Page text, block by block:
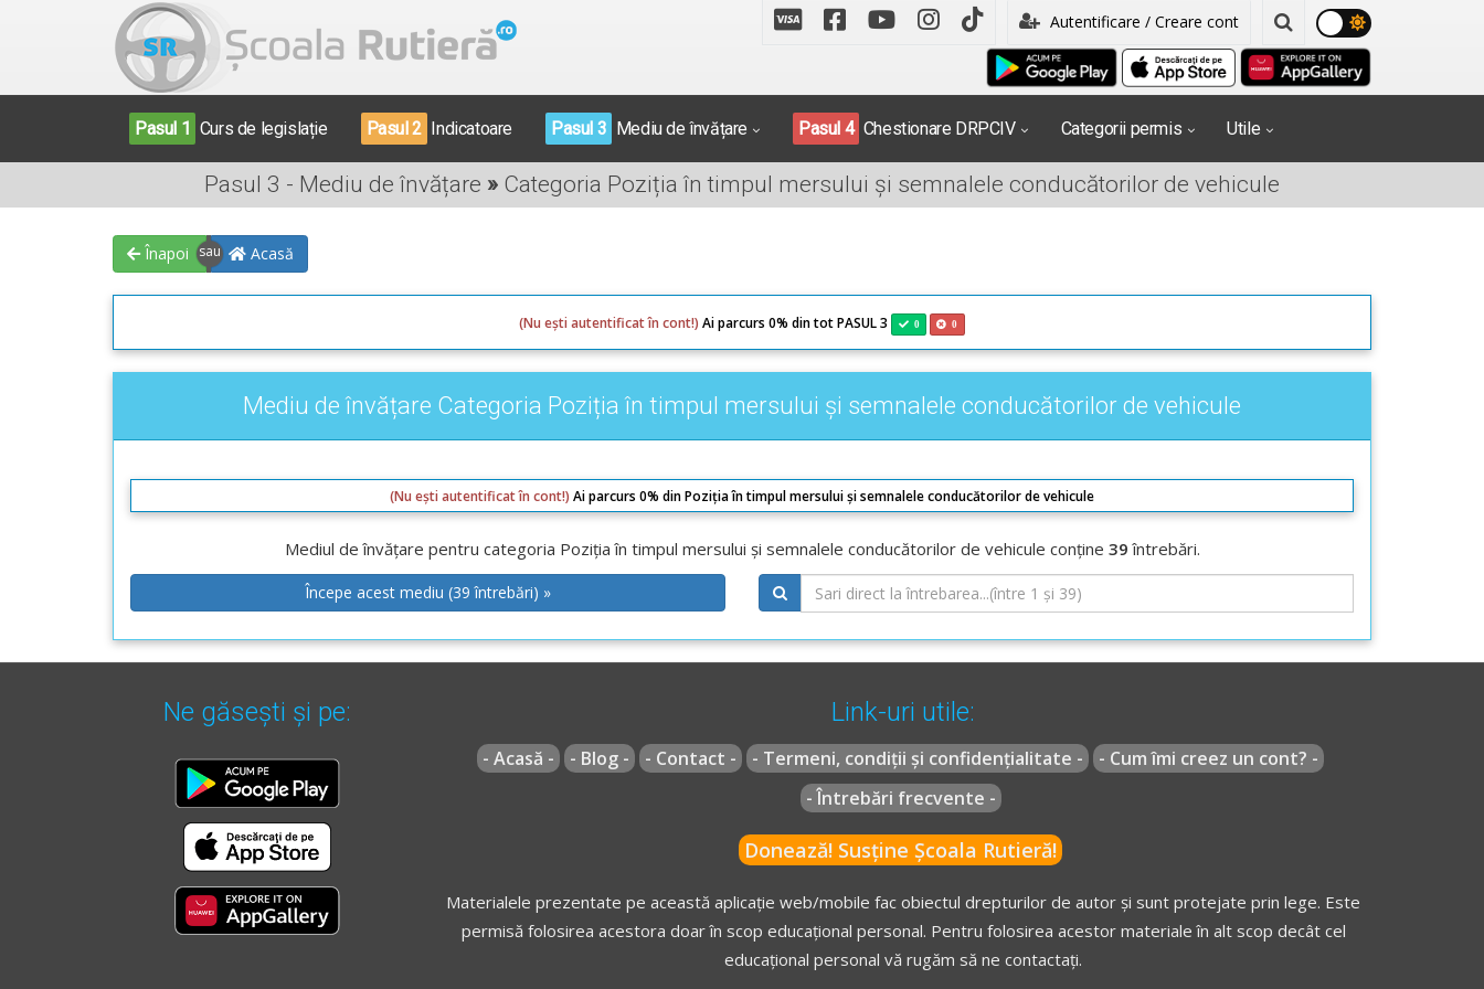
Autentificare / Creare cont
Pasul 1 Curs de legislație Pasul 2 Indicatoare Pasul 3 Mediu de învățare Pasul 4 Chestionare DRPCIV Categorii permis Utile
Pasul 3 - Mediu de învățare » Categoria Poziția în timpul mersului și semnalele conducătorilor de vehicule
Înapoi Acasă
(Nu ești autentificat în cont!) Ai parcurs 0% din tot PASUL 3 0 0
Mediu de învățare Categoria Poziția în timpul mersului și semnalele conducătorilor de vehicule
(Nu ești autentificat în cont!) Ai parcurs 0% din Poziția în timpul mersului și semnalele conducătorilor de vehicule
Mediul de învățare pentru categoria Poziția în timpul mersului și semnalele conducătorilor de vehicule conține 39 întrebări.
Începe acest mediu (39 întrebări) »
Ne găsești și pe: Link-uri utile:
- Acasă - - Blog - - Contact - - Termeni, condiții și confidențialitate -
- Cum îmi creez un cont? -
- Întrebări frecvente -
Donează! Susține Școala Rutieră!
Materialele prezentate pe această aplicație web/mobile fac obiectul drepturilor de autor și sunt protejate prin lege. Este
permisă folosirea acestora doar în scop educațional personal. Pentru folosirea acestor materiale în alt scop decât cel
educațional personal vă rugăm să ne contactați.